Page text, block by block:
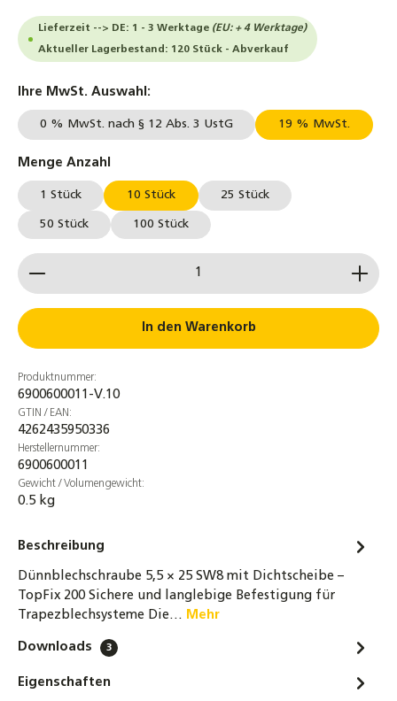
Lieferzeit --> DE: 1 - 3 Werktage (EU: + 4 Werktage)
Aktueller Lagerbestand: 120 Stück - Abverkauf
Ihre MwSt. Auswahl:
0 % MwSt. nach § 12 Abs. 3 UstG 19 % MwSt.
Menge Anzahl
1 Stück 10 Stück 25 Stück
50 Stück 100 Stück
Produkt Anzahl: Gib den gewünschten Wert ein
In den Warenkorb
Produktnummer:
6900600011-V.10
GTIN / EAN:
4262435950336
Herstellernummer:
6900600011
Gewicht / Volumengewicht:
0.5 kg
Beschreibung
Dünnblechschraube 5,5 × 25 SW8 mit Dichtscheibe –
TopFix 200 Sichere und langlebige Befestigung für
Trapezblechsysteme Die… Mehr
Downloads 3
Eigenschaften